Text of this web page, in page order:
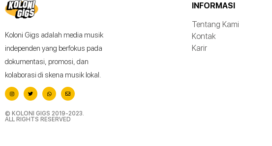
Koloni Gigs adalah media musik
independen yang berfokus pada
dokumentasi, promosi, dan
kolaborasi di skena musik lokal.
© KOLONI GIGS 2019-2023.
ALL RIGHTS RESERVED
INFORMASI
Tentang Kami
Kontak
Karir